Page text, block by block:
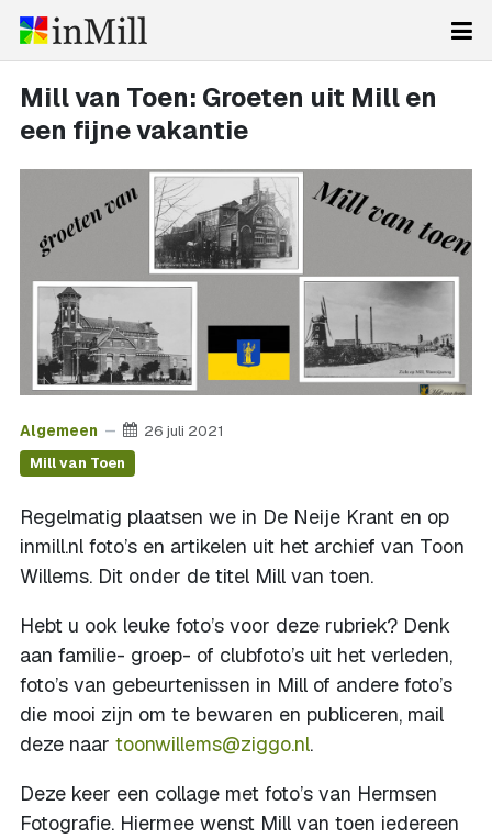
Mill van Toen: Groeten uit Mill en
een fijne vakantie
Algemeen 26 juli 2021
Mill van Toen
Regelmatig plaatsen we in De Neije Krant en op
inmill.nl foto’s en artikelen uit het archief van Toon
Willems. Dit onder de titel Mill van toen.
Hebt u ook leuke foto’s voor deze rubriek? Denk
aan familie- groep- of clubfoto’s uit het verleden,
foto’s van gebeurtenissen in Mill of andere foto’s
die mooi zijn om te bewaren en publiceren, mail
deze naar toonwillems@ziggo.nl.
Deze keer een collage met foto’s van Hermsen
Fotografie. Hiermee wenst Mill van toen iedereen